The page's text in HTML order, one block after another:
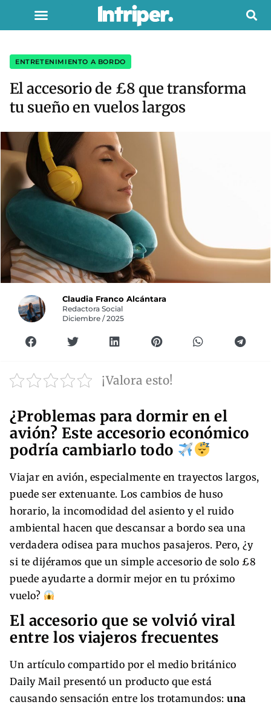
ENTRETENIMIENTO A BORDO
El accesorio de £8 que transforma
tu sueño en vuelos largos
Claudia Franco Alcántara
Redactora Social
Diciembre / 2025
¡Valora esto!
¿Problemas para dormir en el
avión? Este accesorio económico
podría cambiarlo todo
Viajar en avión, especialmente en trayectos largos,
puede ser extenuante. Los cambios de huso
horario, la incomodidad del asiento y el ruido
ambiental hacen que descansar a bordo sea una
verdadera odisea para muchos pasajeros. Pero, ¿y
si te dijéramos que un simple accesorio de solo £8
puede ayudarte a dormir mejor en tu próximo
vuelo?
El accesorio que se volvió viral
entre los viajeros frecuentes
Un artículo compartido por el medio británico
Daily Mail presentó un producto que está
causando sensación entre los trotamundos: una